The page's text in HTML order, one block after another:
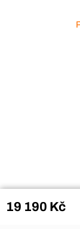
19 190 Kč